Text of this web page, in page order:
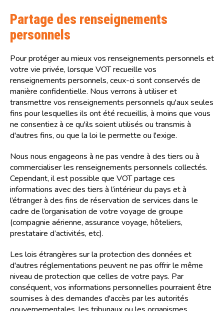
Partage des renseignements
personnels
Pour protéger au mieux vos renseignements personnels et
votre vie privée, lorsque VOT recueille vos
renseignements personnels, ceux-ci sont conservés de
manière confidentielle. Nous verrons à utiliser et
transmettre vos renseignements personnels qu'aux seules
fins pour lesquelles ils ont été recueillis, à moins que vous
ne consentiez à ce qu'ils soient utilisés ou transmis à
d'autres fins, ou que la loi le permette ou l'exige.
Nous nous engageons à ne pas vendre à des tiers ou à
commercialiser les renseignements personnels collectés.
Cependant, il est possible que VOT partage ces
informations avec des tiers à l’intérieur du pays et à
l’étranger à des fins de réservation de services dans le
cadre de l’organisation de votre voyage de groupe
(compagnie aérienne, assurance voyage, hôteliers,
prestataire d’activités, etc).
Les lois étrangères sur la protection des données et
d'autres réglementations peuvent ne pas offrir le même
niveau de protection que celles de votre pays. Par
conséquent, vos informations personnelles pourraient être
soumises à des demandes d'accès par les autorités